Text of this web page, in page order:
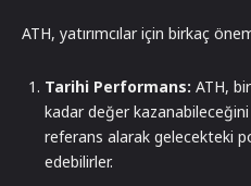
ATH, yatırımcılar için birkaç
Tarihi Performans: ATH,
kadar değer kazanabileceğini
referans alarak gelecekteki
edebilirler.